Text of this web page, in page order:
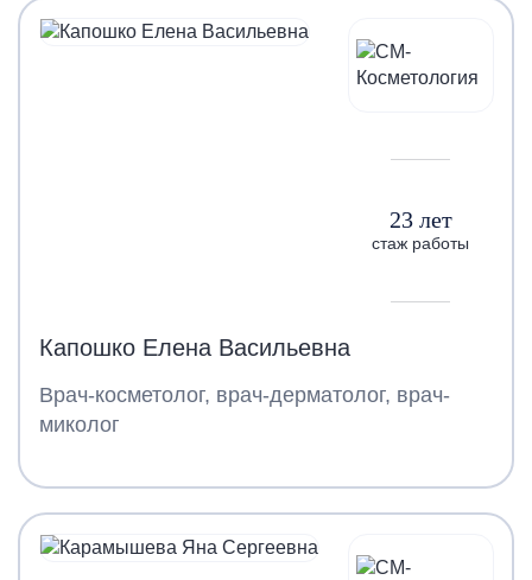
23 лет
стаж работы
Капошко Елена Васильевна
Врач-косметолог, врач-дерматолог, врач-
миколог